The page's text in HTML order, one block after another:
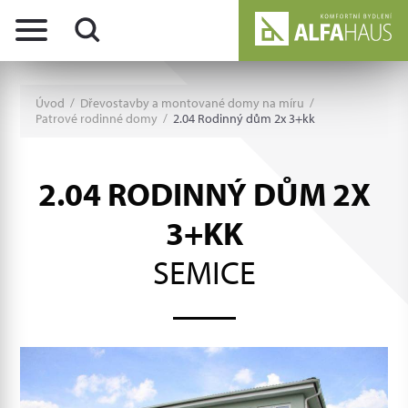
Úvod / Dřevostavby a montované domy na míru /
Patrové rodinné domy / 2.04 Rodinný dům 2x 3+kk
2.04 RODINNÝ DŮM 2X
3+KK
SEMICE